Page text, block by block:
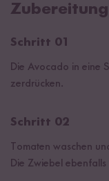
Zubereitung
Schritt 01
Die Avocado in eine
zerdrücken.
Schritt 02
Tomaten waschen
Die Zwiebel